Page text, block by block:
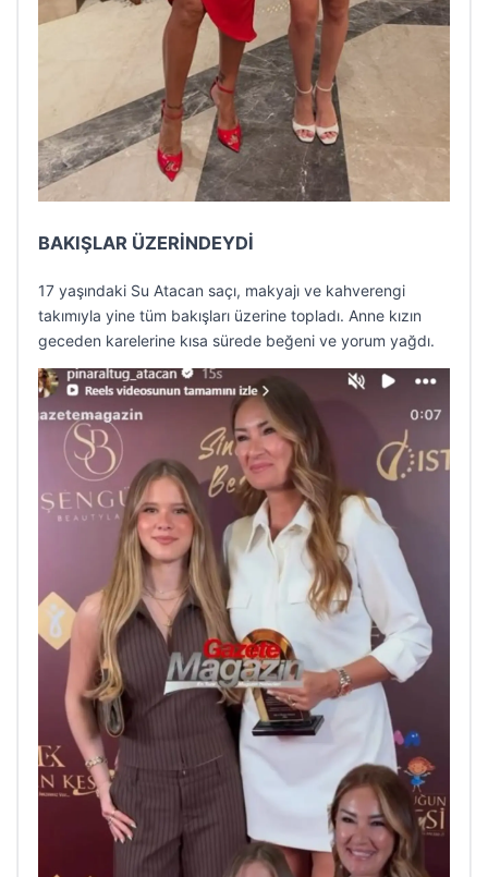
BAKIŞLAR ÜZERİNDEYDİ
17 yaşındaki Su Atacan saçı, makyajı ve kahverengi
takımıyla yine tüm bakışları üzerine topladı. Anne kızın
geceden karelerine kısa sürede beğeni ve yorum yağdı.